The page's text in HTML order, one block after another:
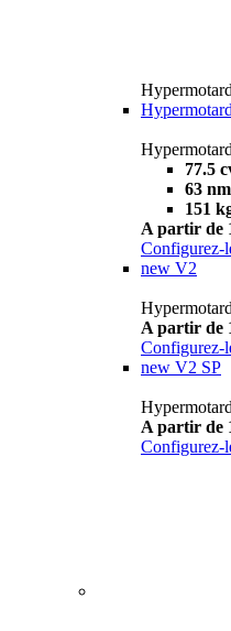
Hypermotard
77.5
63 nm
151
A partir de
Configurez-
new V2
A partir de
Configurez-
new V2 SP
A partir de
Configurez-